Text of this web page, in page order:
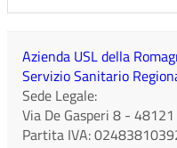
Azienda USL della
Servizio Sanitario
Sede Legale:
Via De Gasperi 8 - 48121
Partita IVA: